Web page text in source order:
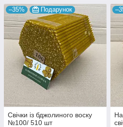
–35% Подарунок
Свічки із бджолиного воску
№100/ 510 шт